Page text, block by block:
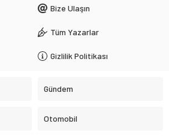
Bize Ulaşın
Tüm Yazarlar
Gizlilik Politikası
Gündem
Otomobil